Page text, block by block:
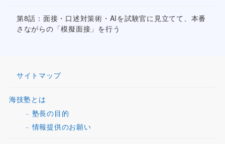
第8話：面接・口述対策術・AIを試験官に見立てて、本番
さながらの「模擬面接」を行う
サイトマップ
海技塾とは
塾長の目的
情報提供のお願い